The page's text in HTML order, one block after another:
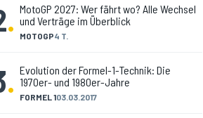
. MOTOGP4 T.
MotoGP 2027: Wer fährt wo? Alle Wechsel
und Verträge im Überblick
. FORMEL 103.03.2017
Evolution der Formel-1-Technik: Die
1970er- und 1980er-Jahre